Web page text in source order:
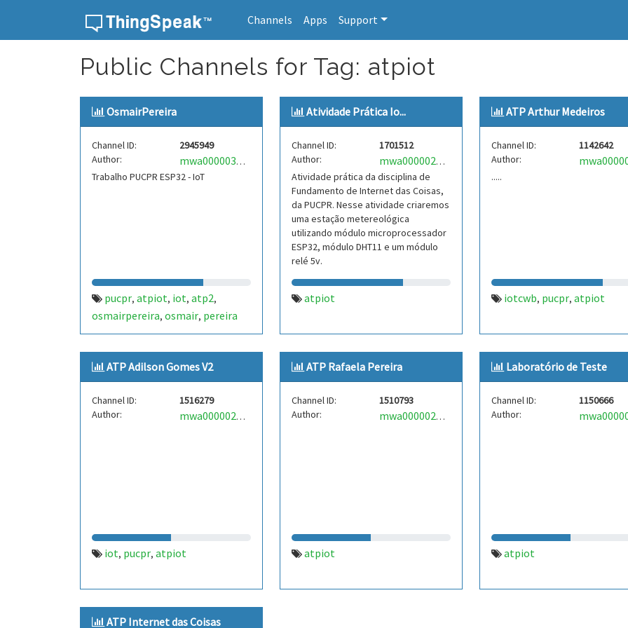
Channels Apps Support
Public Channels for Tag: atpiot
OsmairPereira
Channel ID:
2945949
Author:
mwa0000037717438
Trabalho PUCPR ESP32 - IoT
pucpr, atpiot, iot, atp2,
osmairpereira, osmair, pereira
Atividade Prática Io...
Channel ID:
1701512
Author:
mwa0000026226918
Atividade prática da disciplina de
Fundamento de Internet das Coisas,
da PUCPR. Nesse atividade criaremos
uma estação metereológica
utilizando módulo microprocessador
ESP32, módulo DHT11 e um módulo
relé 5v.
atpiot
ATP Arthur Medeiros
Channel ID:
1142642
Author:
.....
iotcwb, pucpr, atpiot
ATP Adilson Gomes V2
Channel ID:
1516279
Author:
mwa0000023487481
iot, pucpr, atpiot
ATP Rafaela Pereira
Channel ID:
1510793
Author:
mwa0000023950658
atpiot
Laboratório de Teste
Channel ID:
1150666
Author:
atpiot
ATP Internet das Coisas